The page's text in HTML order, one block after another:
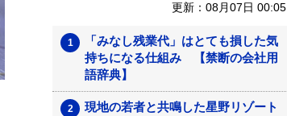
更新：08月07日 00:05
「みなし残業代」はとても損した気
持ちになる仕組み 【禁断の会社用
語辞典】
現地の若者と共鳴した星野リゾート